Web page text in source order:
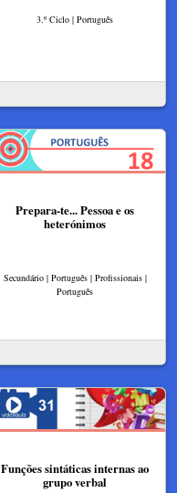
3.º Ciclo | Português
Prepara-te... Pessoa e os
heterónimos
Secundário | Português | Profissionais |
Português
Funções sintáticas internas ao
grupo verbal